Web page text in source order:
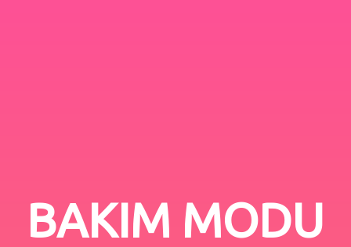
BAKIM MODU